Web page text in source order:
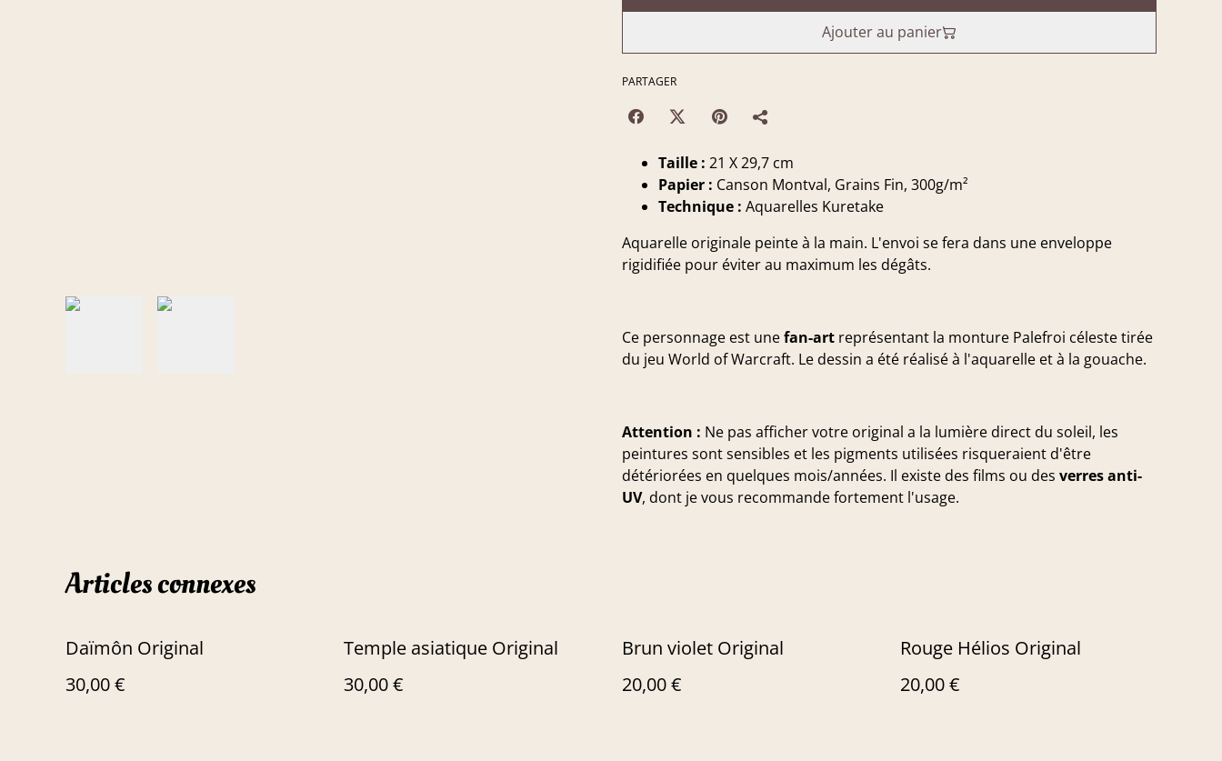
Ajouter au panier
PARTAGER
Taille : 21 X 29,7 cm
Papier : Canson Montval, Grains Fin, 300g/m²
Technique : Aquarelles Kuretake
Aquarelle originale peinte à la main. L'envoi se fera dans une enveloppe
rigidifiée pour éviter au maximum les dégâts.
Ce personnage est unefan-art représentant la monture Palefroi céleste tirée
du jeu World of Warcraft. Le dessin a été réalisé à l'aquarelle et à la gouache.
Attention : Ne pas afficher votre original a la lumière direct du soleil, les
peintures sont sensibles et les pigments utilisées risqueraient d'être
détériorées en quelques mois/années. Il existe des films ou des verres anti-
UV, dont je vous recommande fortement l'usage.
Articles connexes
Daïmôn Original
30,00 €
Temple asiatique Original
30,00 €
Brun violet Original
20,00 €
Rouge Hélios Original
20,00 €